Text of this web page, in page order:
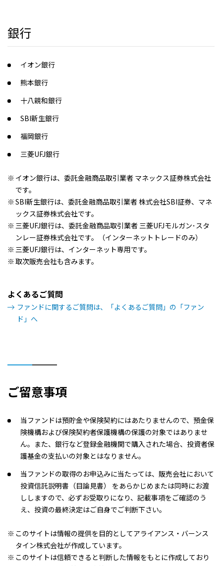
銀行
イオン銀行
熊本銀行
十八親和銀行
SBI新生銀行
福岡銀行
三菱UFJ銀行
イオン銀行は、委託金融商品取引業者 マネックス証券株式会社
です。
SBI新生銀行は、委託金融商品取引業者 株式会社SBI証券、マネ
ックス証券株式会社です。
三菱UFJ銀行は、委託金融商品取引業者 三菱UFJモルガン･スタ
ンレー証券株式会社です。（インターネットトレードのみ）
三菱UFJ銀行は、インターネット専用です。
取次販売会社も含みます。
よくあるご質問
ファンドに関するご質問は、「よくあるご質問」の「ファン
ド」へ
ご留意事項
当ファンドは預貯金や保険契約にはあたりませんので、預金保
険機構および保険契約者保護機構の保護の対象ではありませ
ん。また、銀行など登録金融機関で購入された場合、投資者保
護基金の支払いの対象とはなりません。
当ファンドの取得のお申込みに当たっては、販売会社において
投資信託説明書（目論見書） をあらかじめまたは同時にお渡
ししますので、必ずお受取りになり、記載事項をご確認のう
え、投資の最終決定はご自身でご判断下さい。
このサイトは情報の提供を目的としてアライアンス・バーンス
タイン株式会社が作成しています。
このサイトは信頼できると判断した情報をもとに作成しており